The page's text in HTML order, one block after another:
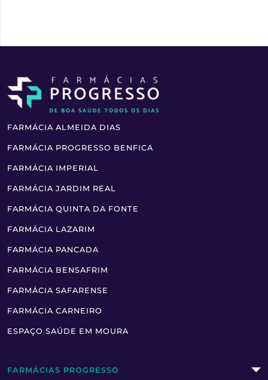
FARMÁCIA ALMEIDA DIAS
FARMÁCIA PROGRESSO BENFICA
FARMÁCIA IMPERIAL
FARMÁCIA JARDIM REAL
FARMÁCIA QUINTA DA FONTE
FARMÁCIA LAZARIM
FARMÁCIA PANCADA
FARMÁCIA BENSAFRIM
FARMÁCIA SAFARENSE
FARMÁCIA CARNEIRO
ESPAÇO SAÚDE EM MOURA
FARMÁCIAS PROGRESSO